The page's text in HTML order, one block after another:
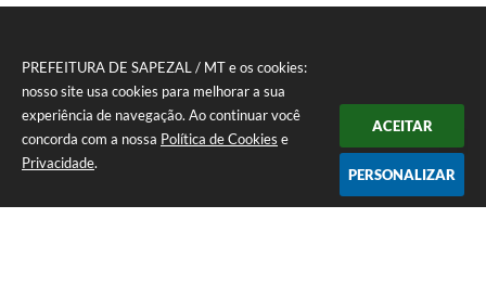
PREFEITURA DE SAPEZAL / MT e os cookies:
nosso site usa cookies para melhorar a sua
experiência de navegação. Ao continuar você
concorda com a nossa Política de Cookies e
Privacidade.
ACEITAR
PERSONALIZAR